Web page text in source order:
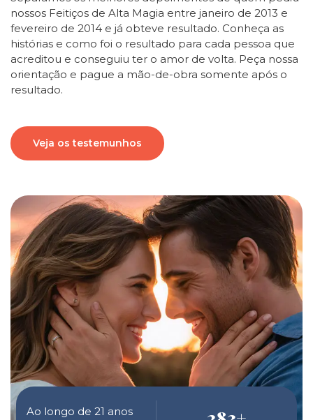
Ao longo de 21 anos
nossos Feitiços de Alta Magia entre janeiro de 2013 e
fevereiro de 2014 e já obteve resultado. Conheça as
histórias e como foi o resultado para cada pessoa que
acreditou e conseguiu ter o amor de volta. Peça nossa
orientação e pague a mão-de-obra somente após o
resultado.
Veja os testemunhos